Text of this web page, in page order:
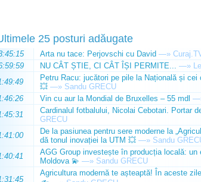
25 posturi adăugate
Arta nu tace: Perjovschi cu David —»
NU CÂT ȘTIE, CI CÂT ÎȘI PERMITE... —»
Petru Racu: jucători pe pile la Națională și
💥 —» Sandu GRECU
Vin cu aur la Mondial de Bruxelles – 55 mdl
Cardinalul fotbalului, Nicolai Cebotari. Portar
GRECU
De la pasiunea pentru sere moderne la
dă tonul inovației la UTM 💥 —» Sandu
AGG Group investește în producția locală:
Moldova 💫 —» Sandu GRECU
Agricultura modernă te așteaptă! În aceste